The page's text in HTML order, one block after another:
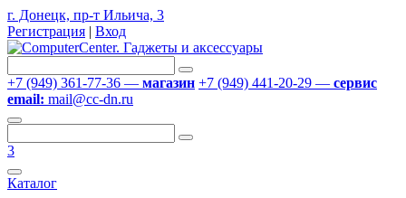
г. Донецк, пр-т Ильича, 3
Регистрация | Вход
+7 (949) 361-77-36 — магазин +7 (949) 441-20-29 — сервис
email: mail@cc-dn.ru
3
Каталог